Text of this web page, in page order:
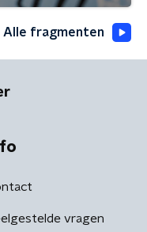
Alle fragmenten
vragen